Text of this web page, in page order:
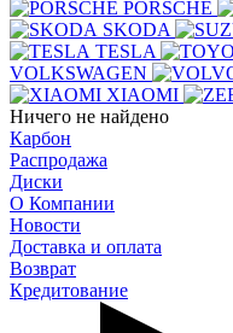
PORSCHE
SKODA
TESLA
VOLKSWAGEN
XIAOMI
Ничего не найдено
Карбон
Распродажа
Диски
О Компании
Новости
Доставка и оплата
Возврат
Кредитование